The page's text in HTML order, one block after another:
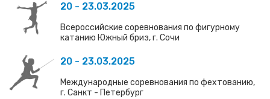
20 - 23.03.2025
Всероссийские соревнования по фигурному
катанию Южный бриз, г. Сочи
20 - 23.03.2025
Международные соревнования по фехтованию,
г. Санкт - Петербург